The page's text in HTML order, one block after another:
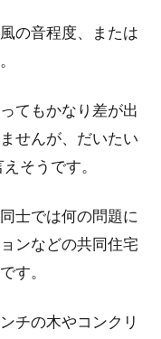
の音程度、または
てもかなり差が出
せんが、だいたい
そうです。
士では何の問題に
ンなどの共同住宅
す。
チの木やコンクリ